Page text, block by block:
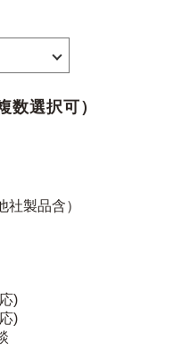
数選択可）
社製品含）
)
)